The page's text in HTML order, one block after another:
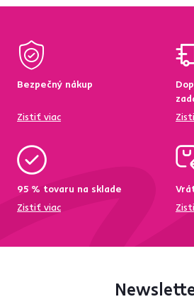
Bezpečný nákup
Zistiť viac
95 % tovaru na sklade
Zistiť viac